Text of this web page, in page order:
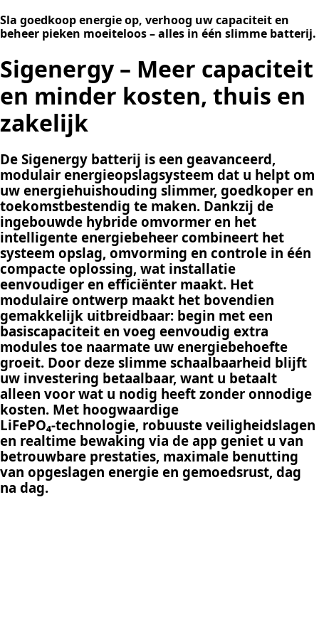
Sla goedkoop energie op, verhoog uw capaciteit en
beheer pieken moeiteloos– alles in één slimme batterij.
Sigenergy – Meer capaciteit
en minder kosten, thuis en
zakelijk
De Sigenergy batterij is een geavanceerd,
modulair energieopslagsysteem dat u helpt om
uw energiehuishouding slimmer, goedkoper en
toekomstbestendig te maken. Dankzij de
ingebouwde hybride omvormer en het
intelligente energiebeheer combineert het
systeem opslag, omvorming en controle in één
compacte oplossing, wat installatie
eenvoudiger en efficiënter maakt. Het
modulaire ontwerp maakt het bovendien
gemakkelijk uitbreidbaar: begin met een
basiscapaciteit en voeg eenvoudig extra
modules toe naarmate uw energiebehoefte
groeit. Door deze slimme schaalbaarheid blijft
uw investering betaalbaar, want u betaalt
alleen voor wat u nodig heeft zonder onnodige
kosten. Met hoogwaardige
LiFePO₄‑technologie, robuuste veiligheidslagen
en realtime bewaking via de app geniet u van
betrouwbare prestaties, maximale benutting
van opgeslagen energie en gemoedsrust, dag
na dag.